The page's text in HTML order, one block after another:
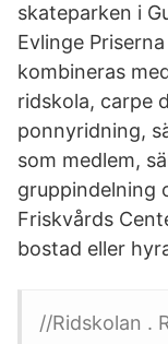
skateparken i
Evlinge
kombineras
ridskola, carpe
ponnyridning,
som medlem,
gruppindelning
Friskvårds
bostad eller
//Ridskolan .